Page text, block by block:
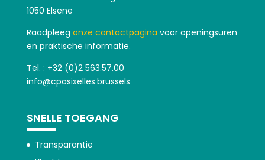
1050 Elsene
Raadpleeg onze contactpagina voor openingsuren
en praktische informatie.
Tel. : +32 (0)2 563.57.00
info@cpasixelles.brussels
SNELLE TOEGANG
Transparantie